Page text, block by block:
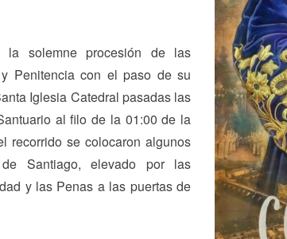
la solemne procesión de las
Penitencia con el paso de su
Iglesia Catedral pasadas las
al filo de la 01:00 de la
recorrido se colocaron algunos
Santiago, elevado por las
y las Penas a las puertas de